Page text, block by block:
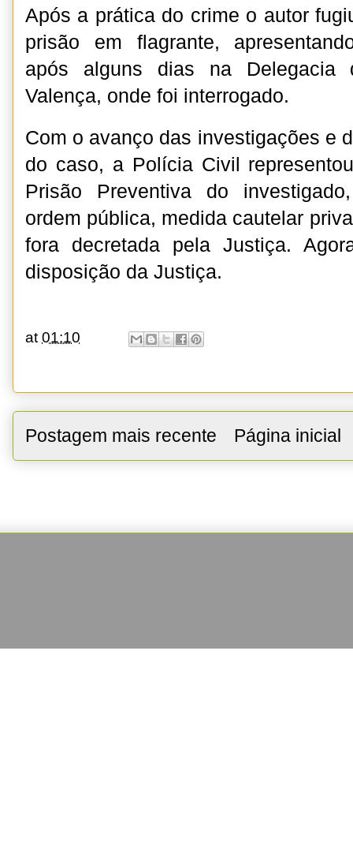
Após a prática do crime o autor
prisão em flagrante,
após alguns dias na
Valença, onde foi interrogado.
Com o avanço das investigações e
do caso, a Polícia Civil
Prisão Preventiva do
ordem pública, medida cautelar
fora decretada pela Justiça.
disposição da Justiça.
at01:10
Postagem mais recente Página inicial